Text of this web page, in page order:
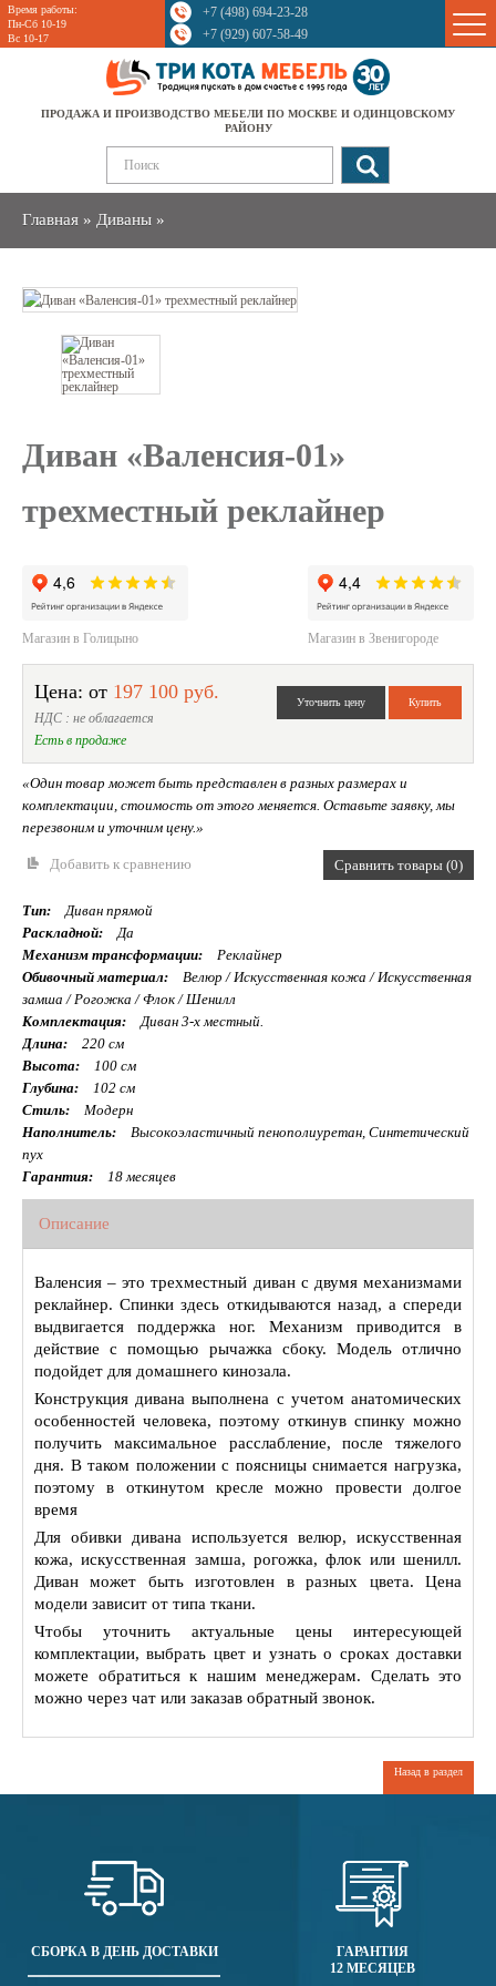
Время работы:
Пн-Сб 10-19
Вс 10-17
+7 (498) 694-23-28
+7 (929) 607-58-49
ПРОДАЖА И ПРОИЗВОДСТВО МЕБЕЛИ ПО МОСКВЕ И ОДИНЦОВСКОМУ
РАЙОНУ
Главная » Диваны »
Sale
Диван «Валенсия-01»
трехместный реклайнер
Магазин в Голицыно Магазин в Звенигороде
Цена: от 197 100 руб.
НДС : не облагается
Есть в продаже
«Один товар может быть представлен в разных размерах и
комплектации, стоимость от этого меняется. Оставьте заявку, мы
перезвоним и уточним цену.»
Добавить к сравнению Сравнить товары (0)
Тип:
Диван прямой
Раскладной:
Да
Механизм трансформации:
Реклайнер
Обивочный материал:
Велюр / Искуcственная кожа / Искусственная
замша / Рогожка / Флок / Шенилл
Комплектация:
Диван 3-х местный.
Длина:
220 см
Высота:
100 см
Глубина:
102 см
Стиль:
Модерн
Наполнитель:
Высокоэластичный пенополиуретан, Синтетический
пух
Гарантия:
18 месяцев
Описание
Валенсия – это трехместный диван с двумя механизмами
реклайнер. Спинки здесь откидываются назад, а спереди
выдвигается поддержка ног. Механизм приводится в
действие с помощью рычажка сбоку. Модель отлично
подойдет для домашнего кинозала.
Конструкция дивана выполнена с учетом анатомических
особенностей человека, поэтому откинув спинку можно
получить максимальное расслабление, после тяжелого
дня. В таком положении с поясницы снимается нагрузка,
поэтому в откинутом кресле можно провести долгое
время
Для обивки дивана используется велюр, искуcственная
кожа, искусственная замша, рогожка, флок или шенилл.
Диван может быть изготовлен в разных цвета. Цена
модели зависит от типа ткани.
Чтобы уточнить актуальные цены интересующей
комплектации, выбрать цвет и узнать о сроках доставки
можете обратиться к нашим менеджерам. Сделать это
можно через чат или заказав обратный звонок.
Назад в раздел
СБОРКА В ДЕНЬ ДОСТАВКИ
ГАРАНТИЯ
12 МЕСЯЦЕВ